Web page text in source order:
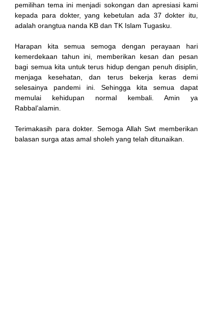
pemilihan tema ini menjadi sokongan dan apresiasi kami
kepada para dokter, yang kebetulan ada 37 dokter itu,
adalah orangtua nanda KB dan TK Islam Tugasku.
Harapan kita semua semoga dengan perayaan hari
kemerdekaan tahun ini, memberikan kesan dan pesan
bagi semua kita untuk terus hidup dengan penuh disiplin,
menjaga kesehatan, dan terus bekerja keras demi
selesainya pandemi ini. Sehingga kita semua dapat
memulai kehidupan normal kembali. Amin ya
Rabbal’alamin.
Terimakasih para dokter. Semoga Allah Swt memberikan
balasan surga atas amal sholeh yang telah ditunaikan.